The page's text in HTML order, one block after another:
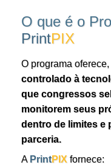
O que é o
PrintPIX
O programa
controlado à
que congressos
monitorem seus
dentro de limites e
parceria.
A PrintPIX fornece: